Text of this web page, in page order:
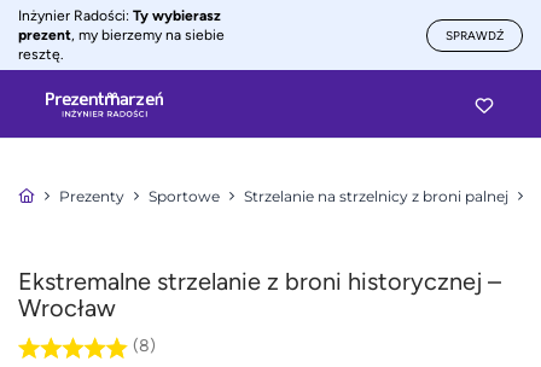
Inżynier Radości: Ty wybierasz
prezent, my bierzemy na siebie
resztę.
SPRAWDŹ
Prezenty Sportowe Strzelanie na strzelnicy z broni palnej
Ekstremalne strzelanie z broni historycznej –
Wrocław
(8)